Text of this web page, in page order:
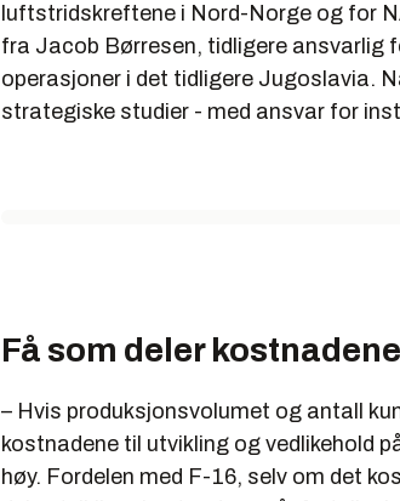
luftstridskreftene i Nord-Norge og for
fra Jacob Børresen, tidligere ansvarlig
operasjoner i det tidligere Jugoslavia.
strategiske studier - med ansvar for
Få som deler kostnadene
– Hvis produksjonsvolumet og antall
kostnadene til utvikling og vedlikehold
høy. Fordelen med F-16, selv om det